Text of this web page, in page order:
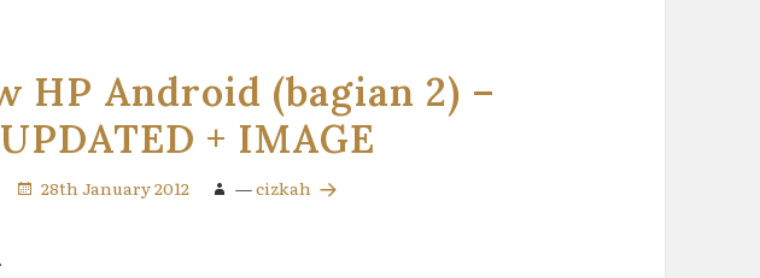
HP Android (bagian 2) –
UPDATED + IMAGE
28th January 2012 —cizkah